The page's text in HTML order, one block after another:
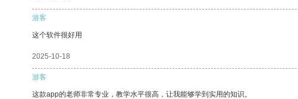
游客
这个软件很好用
2025-10-18
游客
这款app的老师非常专业，教学水平很高，让我能够学到实用的知识。